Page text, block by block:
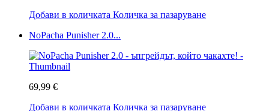
Добави в количката Количка за пазаруване
NoPacha Punisher 2.0...
69,99 €
Добави в количката Количка за пазаруване